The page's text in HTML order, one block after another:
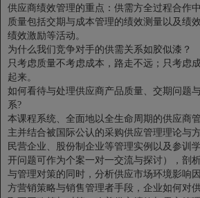
供应商绩效管理的重点：供需方全过程合作
质量包括交期与成本管理的绩效测量以及绩
绩效激励等活动。
为什么我们竞争对手的供需关系如胶似漆？
只考虑质量不考虑成本，路走不远；只考虑
起来。
如何看待与处理供应商产品质量、交期问题
系?
本课程系统、全面地以全生命周期的供应商
主并结合被国际公认的采购供应管理理论与
民营企业、股份制企业等管理实例以及参训
开问题可作为个案一对一交流与探讨），剖
与管理对策的同时，分析供应市场环境影响
方营销策略与销售管理者手段，企业如何对